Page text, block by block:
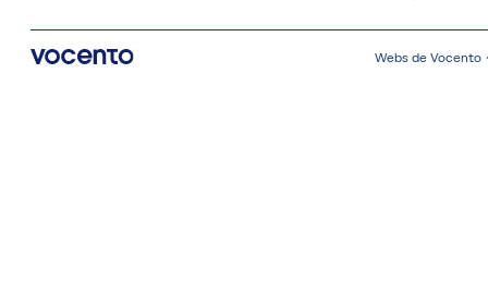
Webs de Vocento